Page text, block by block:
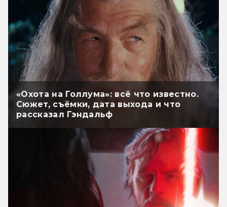
«Охота на Голлума»: всё что известно.
Сюжет, съёмки, дата выхода и что
рассказал Гэндальф